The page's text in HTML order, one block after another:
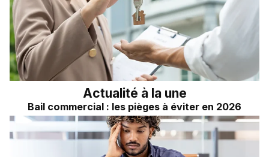
Actualité à la une
Bail commercial : les pièges à éviter en 2026